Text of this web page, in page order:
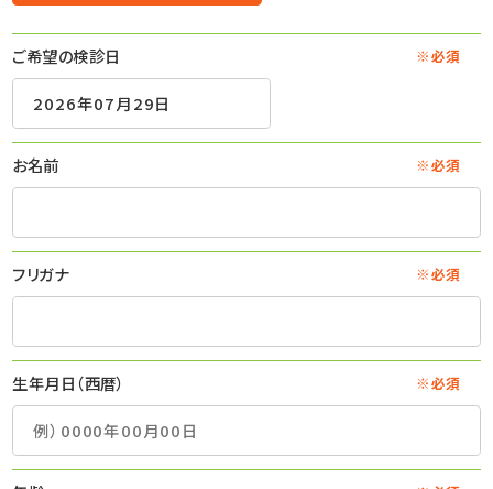
ご希望の検診日 ※必須
お名前 ※必須
フリガナ ※必須
生年月日（西暦） ※必須